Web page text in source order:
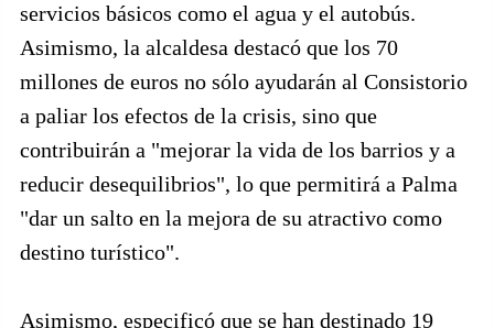
servicios básicos como el agua y el autobús.
Asimismo, la alcaldesa destacó que los 70
millones de euros no sólo ayudarán al Consistorio
a paliar los efectos de la crisis, sino que
contribuirán a "mejorar la vida de los barrios y a
reducir desequilibrios", lo que permitirá a Palma
"dar un salto en la mejora de su atractivo como
destino turístico".
Asimismo, especificó que se han destinado 19